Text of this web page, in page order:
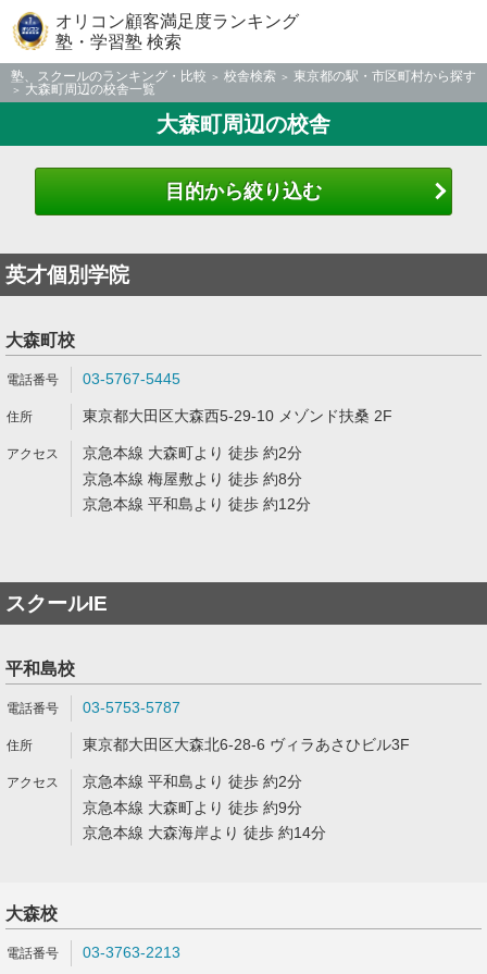
オリコン顧客満足度ランキング
塾・学習塾 検索
塾、スクールのランキング・比較 校舎検索
東京都の駅・市区町村から探す
大森町周辺の校舎一覧
大森町周辺の校舎
目的から絞り込む
英才個別学院
大森町校
03-5767-5445
東京都大田区大森西5-29-10 メゾンド扶桑 2F
京急本線 大森町より 徒歩 約2分
京急本線 梅屋敷より 徒歩 約8分
京急本線 平和島より 徒歩 約12分
スクールIE
平和島校
03-5753-5787
東京都大田区大森北6-28-6 ヴィラあさひビル3F
京急本線 平和島より 徒歩 約2分
京急本線 大森町より 徒歩 約9分
京急本線 大森海岸より 徒歩 約14分
大森校
03-3763-2213